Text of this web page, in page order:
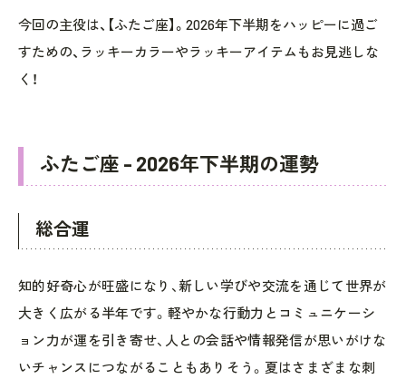
今回の主役は、【ふたご座】。2026年下半期をハッピーに過ご
すための、ラッキーカラーやラッキーアイテムもお見逃しな
く！
ふたご座 - 2026年下半期の運勢
総合運
知的好奇心が旺盛になり、新しい学びや交流を通じて世界が
大きく広がる半年です。軽やかな行動力とコミュニケーシ
ョン力が運を引き寄せ、人との会話や情報発信が思いがけな
いチャンスにつながることもありそう。夏はさまざまな刺